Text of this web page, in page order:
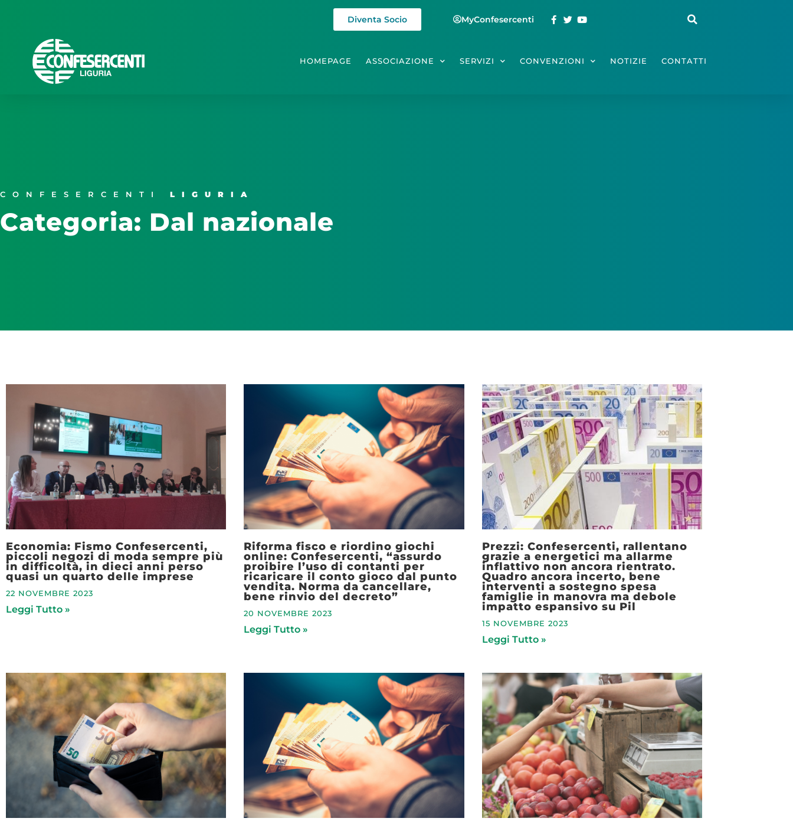
Diventa Socio MyConfesercenti
HOMEPAGE ASSOCIAZIONE SERVIZI CONVENZIONI NOTIZIE CONTATTI
CONFESERCENTI LIGURIA
Categoria: Dal nazionale
Economia: Fismo Confesercenti,
piccoli negozi di moda sempre più
in difficoltà, in dieci anni perso
quasi un quarto delle imprese
22 NOVEMBRE 2023
Leggi Tutto »
Riforma fisco e riordino giochi
online: Confesercenti, “assurdo
proibire l’uso di contanti per
ricaricare il conto gioco dal punto
vendita. Norma da cancellare,
bene rinvio del decreto”
20 NOVEMBRE 2023
Leggi Tutto »
Prezzi: Confesercenti, rallentano
grazie a energetici ma allarme
inflattivo non ancora rientrato.
Quadro ancora incerto, bene
interventi a sostegno spesa
famiglie in manovra ma debole
impatto espansivo su Pil
15 NOVEMBRE 2023
Leggi Tutto »